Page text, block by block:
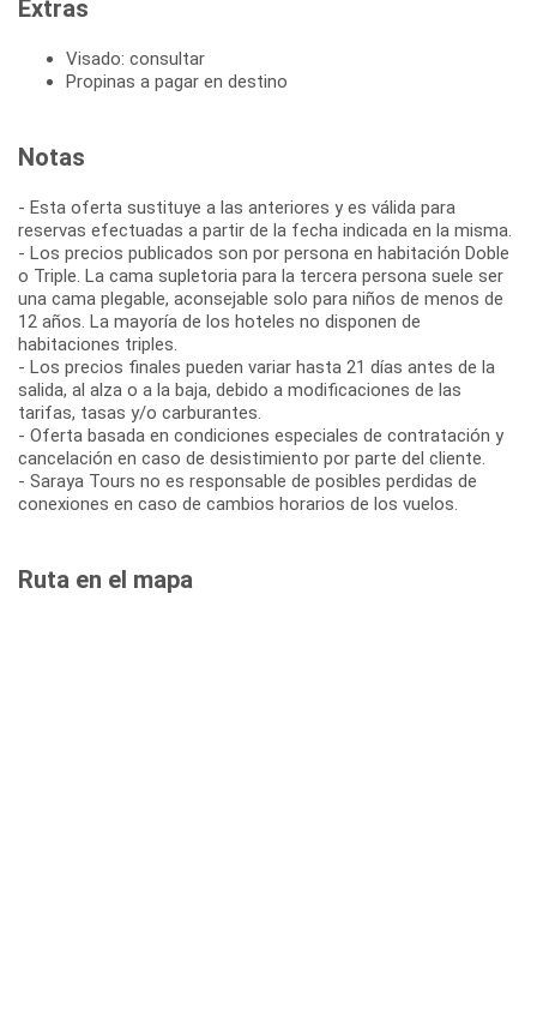
Extras
Visado: consultar
Propinas a pagar en destino
Notas
- Esta oferta sustituye a las anteriores y es válida para
reservas efectuadas a partir de la fecha indicada en la misma.
- Los precios publicados son por persona en habitación Doble
o Triple. La cama supletoria para la tercera persona suele ser
una cama plegable, aconsejable solo para niños de menos de
12 años. La mayoría de los hoteles no disponen de
habitaciones triples.
- Los precios finales pueden variar hasta 21 días antes de la
salida, al alza o a la baja, debido a modificaciones de las
tarifas, tasas y/o carburantes.
- Oferta basada en condiciones especiales de contratación y
cancelación en caso de desistimiento por parte del cliente.
- Saraya Tours no es responsable de posibles perdidas de
conexiones en caso de cambios horarios de los vuelos.
Ruta en el mapa